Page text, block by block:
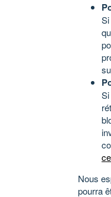
Nous
pourra